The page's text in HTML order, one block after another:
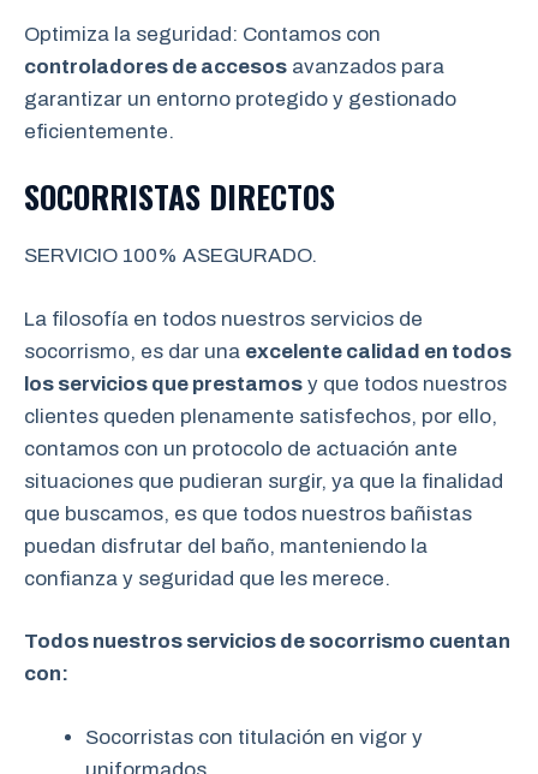
Optimiza la seguridad: Contamos con
controladores de accesos avanzados para
garantizar un entorno protegido y gestionado
eficientemente.
SOCORRISTAS DIRECTOS
SERVICIO 100% ASEGURADO.
La filosofía en todos nuestros servicios de
socorrismo, es dar una excelente calidad en todos
los servicios que prestamos y que todos nuestros
clientes queden plenamente satisfechos, por ello,
contamos con un protocolo de actuación ante
situaciones que pudieran surgir, ya que la finalidad
que buscamos, es que todos nuestros bañistas
puedan disfrutar del baño, manteniendo la
confianza y seguridad que les merece.
Todos nuestros servicios de socorrismo cuentan
con:
Socorristas con titulación en vigor y
uniformados.